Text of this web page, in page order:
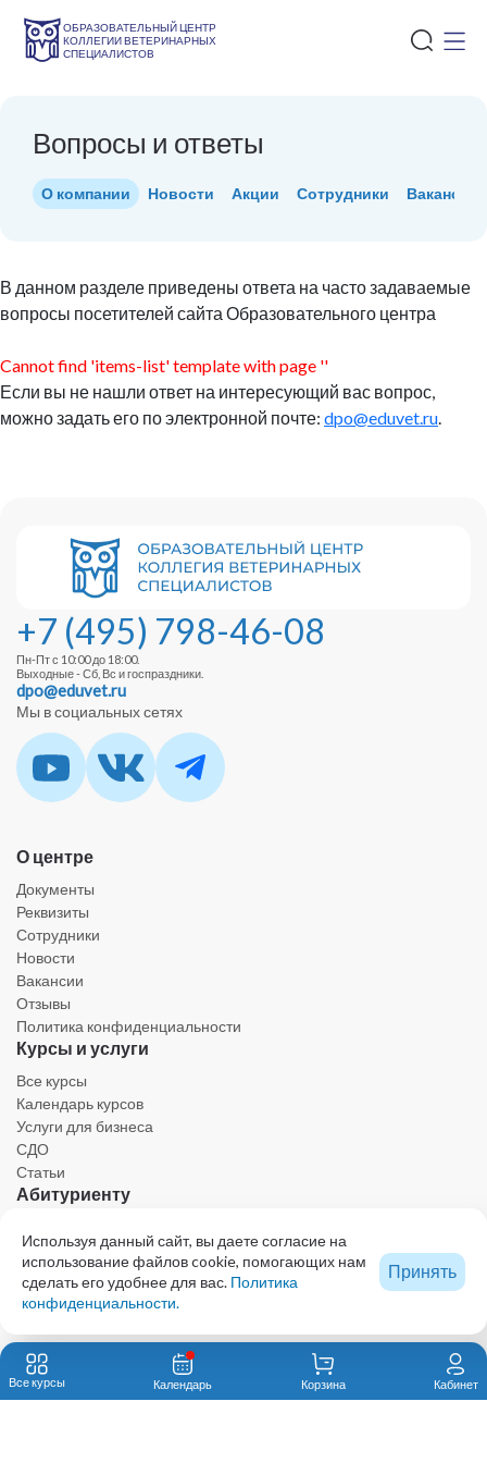
ОБРАЗОВАТЕЛЬНЫЙ ЦЕНТР
КОЛЛЕГИИ ВЕТЕРИНАРНЫХ
СПЕЦИАЛИСТОВ
Вопросы и ответы
О компании Новости Акции Сотрудники Вакансии
В данном разделе приведены ответа на часто задаваемые
вопросы посетителей сайта Образовательного центра
Cannot find 'items-list' template with page ''
Если вы не нашли ответ на интересующий вас вопрос,
можно задать его по электронной почте: dpo@eduvet.ru.
+7 (495) 798-46-08
Пн-Пт с 10:00 до 18:00.
Выходные - Сб, Вс и госпраздники.
dpo@eduvet.ru
Мы в социальных сетях
О центре
Документы
Реквизиты
Сотрудники
Новости
Вакансии
Отзывы
Политика конфиденциальности
Курсы и услуги
Все курсы
Календарь курсов
Услуги для бизнеса
СДО
Статьи
Абитуриенту
Календарь
Ресурсы
Техническая поддержка
Образовательный центр - проект КОЛЛЕГИИ ВЕТЕРИНАРНЫХ СПЕЦИАЛИСТОВ
© 2023 Все права защищены. При использовании любых материалов сайта,
включая графику и тексты, активная ссылка на eduvet.ru обязательна.
Автономная некоммерческая организация дополнительного профессионального
Все курсы Календарь Корзина Кабинет
Используя данный сайт, вы даете согласие на
использование файлов cookie, помогающих нам
сделать его удобнее для вас. Политика
конфиденциальности.
Принять